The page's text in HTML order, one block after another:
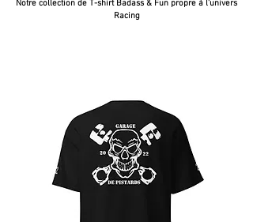
Notre collection de T-shirt Badass & Fun propre à l'univers
Racing